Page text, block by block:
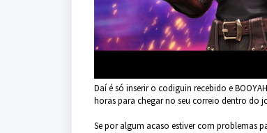
Daí é só inserir o codiguin recebido e
horas para chegar no seu correio dentro do
Se por algum acaso estiver com problemas